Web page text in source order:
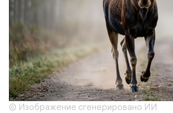
© Изображение сгенерировано ИИ